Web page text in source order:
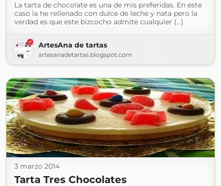
La tarta de chocolate es una de mis preferidas. En este
caso la he rellenado con dulce de leche y nata pero la
verdad es que este bizcocho admite cualquier (...)
ArtesAna de tartas
artesanadetartas.blogspot.com
3 marzo 2014
Tarta Tres Chocolates